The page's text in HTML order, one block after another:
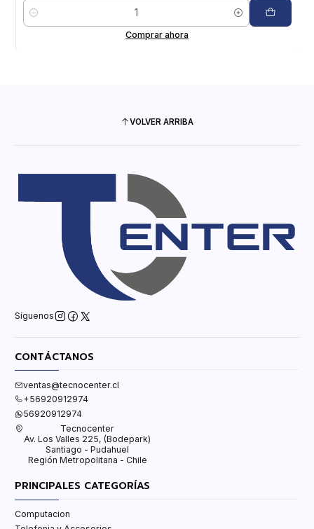
Cantidad
Comprar ahora
VOLVER ARRIBA
Síguenos
CONTÁCTANOS
ventas@tecnocenter.cl
+56920912974
56920912974
Tecnocenter
Av. Los Valles 225, (Bodepark)
Santiago - Pudahuel
Región Metropolitana - Chile
PRINCIPALES CATEGORÍAS
Computacion